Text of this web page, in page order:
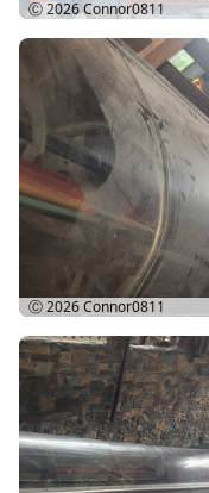
Ⓒ 2026Connor0811
Ⓒ 2026Connor0811